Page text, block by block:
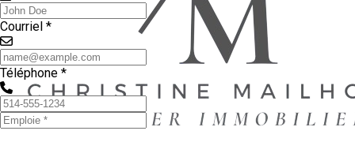
Courriel *
Téléphone *